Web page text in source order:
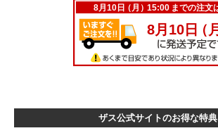
ザス公式サイトのお得な特典